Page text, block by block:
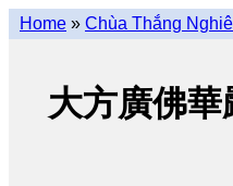
Home » Chùa Thắng
大方廣佛